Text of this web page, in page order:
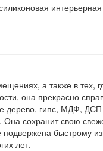
интерьерная
а также в
она прекрасно
дерево, гипс, МДФ,
сохранит свою
быстрому
лет.